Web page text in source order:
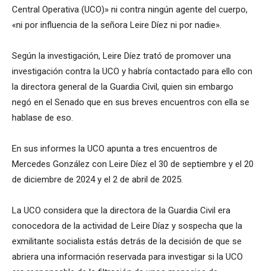
Central Operativa (UCO)» ni contra ningún agente del cuerpo,
«ni por influencia de la señora Leire Díez ni por nadie».
Según la investigación, Leire Díez trató de promover una
investigación contra la UCO y habría contactado para ello con
la directora general de la Guardia Civil, quien sin embargo
negó en el Senado que en sus breves encuentros con ella se
hablase de eso.
En sus informes la UCO apunta a tres encuentros de
Mercedes González con Leire Díez el 30 de septiembre y el 20
de diciembre de 2024 y el 2 de abril de 2025.
La UCO considera que la directora de la Guardia Civil era
conocedora de la actividad de Leire Díaz y sospecha que la
exmilitante socialista estás detrás de la decisión de que se
abriera una información reservada para investigar si la UCO